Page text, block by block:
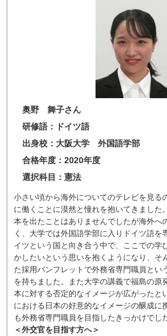
奥野 舞子さん
研修語：ドイツ語
出身校：大阪大学 外国語学部
合格年度：2020年度
選択科目：憲法
小さい頃から海外についてのテレビを見る
に働くことに漠然と憧れを抱いてきました
本を出たことはありませんでしたが海外へ
く、大学では外国語学部に入りドイツ語を
イツという国と向き合う中で、ここでの学
かしたいという思いを抱くようになり、そ
た採用パンフレットで外務省専門職員とい
を持ちました。また大学の講義で福島の原
本に対する否定的なイメージが広がったと
における日本の好意的なイメージの醸成に
も外務省専門職員を目指したきっかけでし
＜外交官を目指す方へ＞